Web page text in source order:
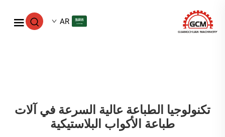
AR
تكنولوجيا الطباعة عالية السرعة في آلات
طباعة الأكواب البلاستيكية